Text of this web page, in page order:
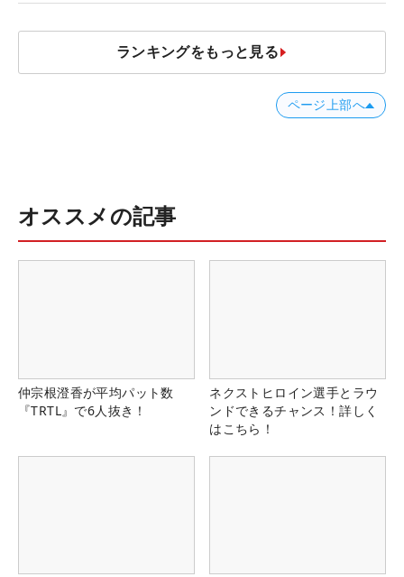
JOYX OPEN】
ランキングをもっと見る
ページ上部へ
オススメの記事
仲宗根澄香が平均パット数
『TRTL』で6人抜き！
ネクストヒロイン選手とラウ
ンドできるチャンス！詳しく
はこちら！